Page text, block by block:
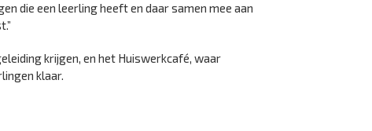
die een leerling heeft en daar samen mee aan
krijgen, en het Huiswerkcafé, waar
klaar.